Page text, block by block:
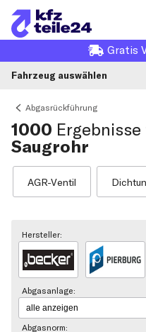
Gratis
Fahrzeug auswählen
Abgasrückführung
1000
Saugrohr
AGR-Ventil
Hersteller:
Abgasanlage:
Abgasnorm: